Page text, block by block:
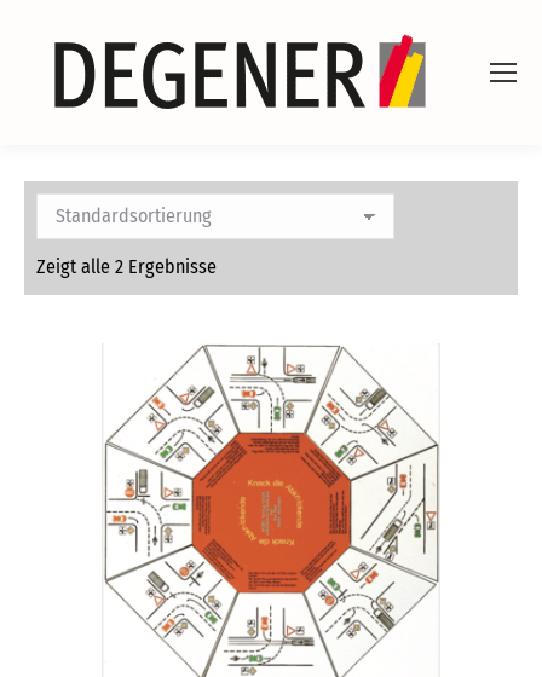
Zeigt alle 2 Ergebnisse